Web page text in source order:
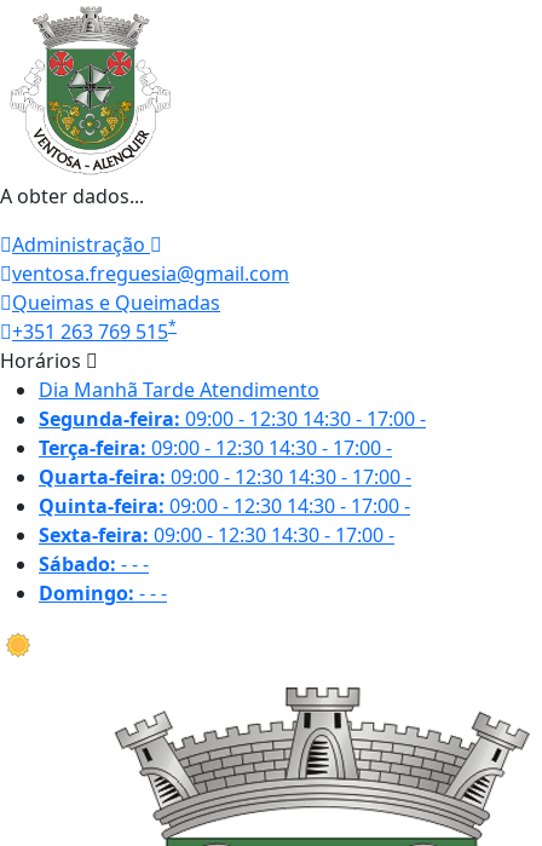
A obter dados...
Administração
ventosa.freguesia@gmail.com
Queimas e Queimadas
+351 263 769 515*
Horários
Dia Manhã TardeAtendimento
Segunda-feira: 09:00 - 12:30 14:30 - 17:00-
Terça-feira: 09:00 - 12:30 14:30 - 17:00-
Quarta-feira: 09:00 - 12:30 14:30 - 17:00-
Quinta-feira: 09:00 - 12:30 14:30 - 17:00-
Sexta-feira: 09:00 - 12:30 14:30 - 17:00-
Sábado: ---
Domingo: ---